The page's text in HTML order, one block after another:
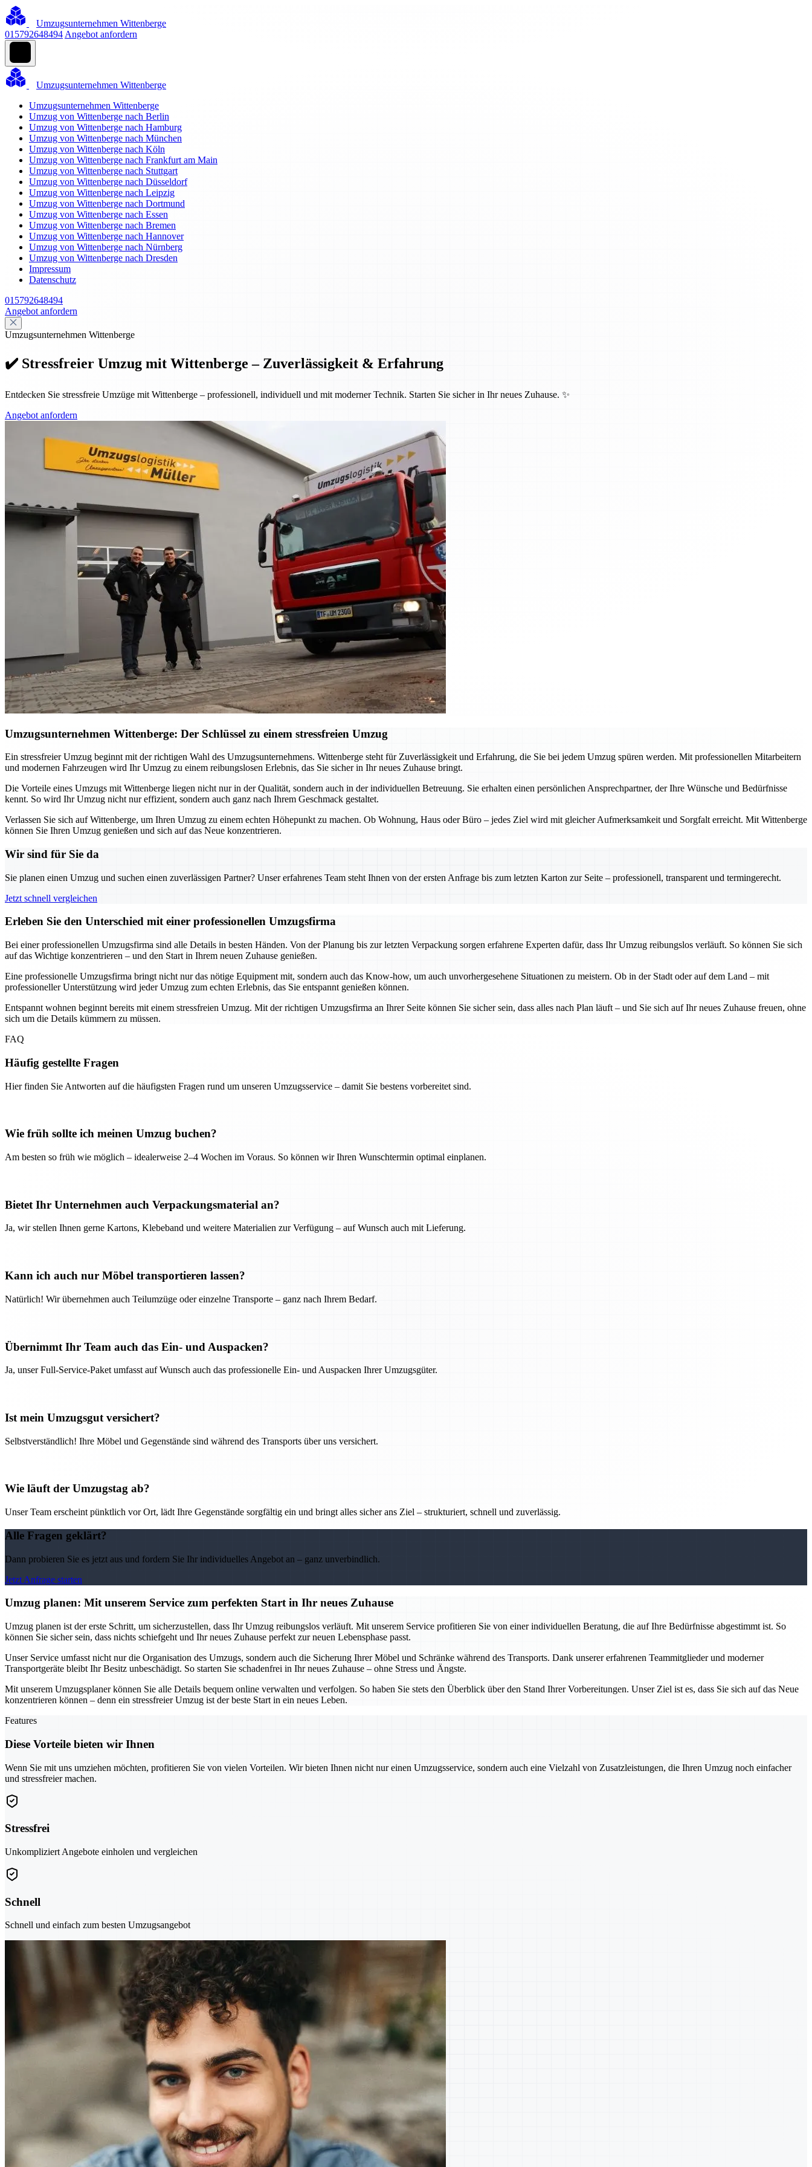
Umzugsunternehmen Wittenberge
015792648494 Angebot anfordern
Umzugsunternehmen Wittenberge
Umzugsunternehmen Wittenberge
Umzug von Wittenberge nach Berlin
Umzug von Wittenberge nach Hamburg
Umzug von Wittenberge nach München
Umzug von Wittenberge nach Köln
Umzug von Wittenberge nach Frankfurt am Main
Umzug von Wittenberge nach Stuttgart
Umzug von Wittenberge nach Düsseldorf
Umzug von Wittenberge nach Leipzig
Umzug von Wittenberge nach Dortmund
Umzug von Wittenberge nach Essen
Umzug von Wittenberge nach Bremen
Umzug von Wittenberge nach Hannover
Umzug von Wittenberge nach Nürnberg
Umzug von Wittenberge nach Dresden
Impressum
Datenschutz
015792648494
Angebot anfordern
Umzugsunternehmen Wittenberge
✔️ Stressfreier Umzug mit Wittenberge – Zuverlässigkeit & Erfahrung
Entdecken Sie stressfreie Umzüge mit Wittenberge – professionell, individuell und mit moderner Technik. Starten Sie sicher in Ihr neues Zuhause. ✨
Angebot anfordern
Umzugsunternehmen Wittenberge: Der Schlüssel zu einem stressfreien Umzug
Ein stressfreier Umzug beginnt mit der richtigen Wahl des Umzugsunternehmens. Wittenberge steht für Zuverlässigkeit und Erfahrung, die Sie bei jedem Umzug spüren werden. Mit professionellen Mitarbeitern
und modernen Fahrzeugen wird Ihr Umzug zu einem reibungslosen Erlebnis, das Sie sicher in Ihr neues Zuhause bringt.
Die Vorteile eines Umzugs mit Wittenberge liegen nicht nur in der Qualität, sondern auch in der individuellen Betreuung. Sie erhalten einen persönlichen Ansprechpartner, der Ihre Wünsche und Bedürfnisse
kennt. So wird Ihr Umzug nicht nur effizient, sondern auch ganz nach Ihrem Geschmack gestaltet.
Verlassen Sie sich auf Wittenberge, um Ihren Umzug zu einem echten Höhepunkt zu machen. Ob Wohnung, Haus oder Büro – jedes Ziel wird mit gleicher Aufmerksamkeit und Sorgfalt erreicht. Mit Wittenberge
können Sie Ihren Umzug genießen und sich auf das Neue konzentrieren.
Wir sind für Sie da
Sie planen einen Umzug und suchen einen zuverlässigen Partner? Unser erfahrenes Team steht Ihnen von der ersten Anfrage bis zum letzten Karton zur Seite – professionell, transparent und termingerecht.
Jetzt schnell vergleichen
Erleben Sie den Unterschied mit einer professionellen Umzugsfirma
Bei einer professionellen Umzugsfirma sind alle Details in besten Händen. Von der Planung bis zur letzten Verpackung sorgen erfahrene Experten dafür, dass Ihr Umzug reibungslos verläuft. So können Sie sich
auf das Wichtige konzentrieren – und den Start in Ihrem neuen Zuhause genießen.
Eine professionelle Umzugsfirma bringt nicht nur das nötige Equipment mit, sondern auch das Know-how, um auch unvorhergesehene Situationen zu meistern. Ob in der Stadt oder auf dem Land – mit
professioneller Unterstützung wird jeder Umzug zum echten Erlebnis, das Sie entspannt genießen können.
Entspannt wohnen beginnt bereits mit einem stressfreien Umzug. Mit der richtigen Umzugsfirma an Ihrer Seite können Sie sicher sein, dass alles nach Plan läuft – und Sie sich auf Ihr neues Zuhause freuen, ohne
sich um die Details kümmern zu müssen.
FAQ
Häufig gestellte Fragen
Hier finden Sie Antworten auf die häufigsten Fragen rund um unseren Umzugsservice – damit Sie bestens vorbereitet sind.
Wie früh sollte ich meinen Umzug buchen?
Am besten so früh wie möglich – idealerweise 2–4 Wochen im Voraus. So können wir Ihren Wunschtermin optimal einplanen.
Bietet Ihr Unternehmen auch Verpackungsmaterial an?
Ja, wir stellen Ihnen gerne Kartons, Klebeband und weitere Materialien zur Verfügung – auf Wunsch auch mit Lieferung.
Kann ich auch nur Möbel transportieren lassen?
Natürlich! Wir übernehmen auch Teilumzüge oder einzelne Transporte – ganz nach Ihrem Bedarf.
Übernimmt Ihr Team auch das Ein- und Auspacken?
Ja, unser Full-Service-Paket umfasst auf Wunsch auch das professionelle Ein- und Auspacken Ihrer Umzugsgüter.
Ist mein Umzugsgut versichert?
Selbstverständlich! Ihre Möbel und Gegenstände sind während des Transports über uns versichert.
Wie läuft der Umzugstag ab?
Unser Team erscheint pünktlich vor Ort, lädt Ihre Gegenstände sorgfältig ein und bringt alles sicher ans Ziel – strukturiert, schnell und zuverlässig.
Alle Fragen geklärt?
Dann probieren Sie es jetzt aus und fordern Sie Ihr individuelles Angebot an – ganz unverbindlich.
Jetzt Anfrage starten
Umzug planen: Mit unserem Service zum perfekten Start in Ihr neues Zuhause
Umzug planen ist der erste Schritt, um sicherzustellen, dass Ihr Umzug reibungslos verläuft. Mit unserem Service profitieren Sie von einer individuellen Beratung, die auf Ihre Bedürfnisse abgestimmt ist. So
können Sie sicher sein, dass nichts schiefgeht und Ihr neues Zuhause perfekt zur neuen Lebensphase passt.
Unser Service umfasst nicht nur die Organisation des Umzugs, sondern auch die Sicherung Ihrer Möbel und Schränke während des Transports. Dank unserer erfahrenen Teammitglieder und moderner
Transportgeräte bleibt Ihr Besitz unbeschädigt. So starten Sie schadenfrei in Ihr neues Zuhause – ohne Stress und Ängste.
Mit unserem Umzugsplaner können Sie alle Details bequem online verwalten und verfolgen. So haben Sie stets den Überblick über den Stand Ihrer Vorbereitungen. Unser Ziel ist es, dass Sie sich auf das Neue
konzentrieren können – denn ein stressfreier Umzug ist der beste Start in ein neues Leben.
Features
Diese Vorteile bieten wir Ihnen
Wenn Sie mit uns umziehen möchten, profitieren Sie von vielen Vorteilen. Wir bieten Ihnen nicht nur einen Umzugsservice, sondern auch eine Vielzahl von Zusatzleistungen, die Ihren Umzug noch einfacher
und stressfreier machen.
Stressfrei
Unkompliziert Angebote einholen und vergleichen
Schnell
Schnell und einfach zum besten Umzugsangebot